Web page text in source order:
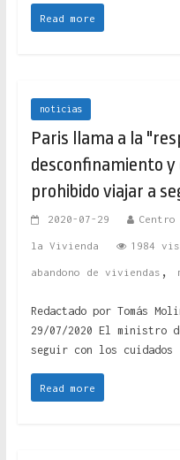
Read more
noticias
Paris llama a la
desconfinamiento
prohibido viajar a
2020-07-29
la Vivienda 1984
abandono de viviendas ,
Redactado por Tomás
29/07/2020 El ministro
seguir con los cuidados
Read more